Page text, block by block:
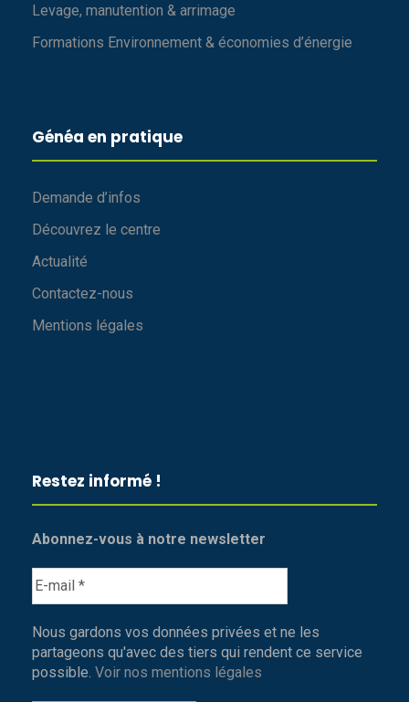
Levage, manutention & arrimage
Formations Environnement & économies d’énergie
Généa en pratique
Demande d’infos
Découvrez le centre
Actualité
Contactez-nous
Mentions légales
Restez informé !
Abonnez-vous à notre newsletter
Nous gardons vos données privées et ne les
partageons qu'avec des tiers qui rendent ce service
possible. Voir nos mentions légales